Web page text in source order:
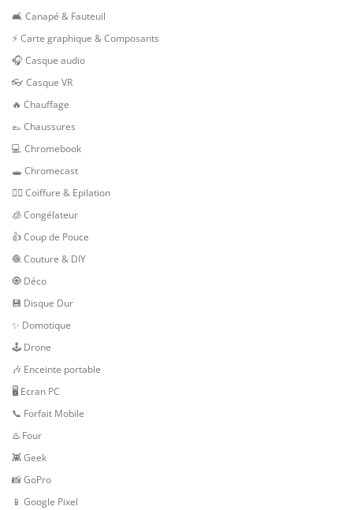
🛋️ Canapé & Fauteuil
⚡ Carte graphique & Composants
🎧 Casque audio
👓 Casque VR
🔥 Chauffage
👞 Chaussures
💻 Chromebook
🕳 Chromecast
💇‍♀️ Coiffure & Epilation
🧊 Congélateur
👍 Coup de Pouce
🧶 Couture & DIY
🧿 Déco
💾 Disque Dur
✨ Domotique
🕹 Drone
🎶 Enceinte portable
🖥️ Ecran PC
📞 Forfait Mobile
♨️ Four
👾 Geek
📸 GoPro
📱 Google Pixel